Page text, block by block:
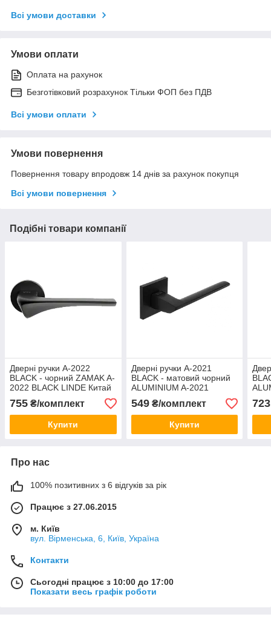
Всі умови доставки
Умови оплати
Оплата на рахунок
Безготівковий розрахунок Тільки ФОП без ПДВ
Всі умови оплати
Умови повернення
Повернення товару впродовж 14 днів за рахунок покупця
Всі умови повернення
Подібні товари компанії
Дверні ручки A-2022
BLACK - чорний ZAMAK A-
2022 BLACK LINDE Китай
755 ₴/комплект
Купити
Дверні ручки A-2021
BLACK - матовий чорний
ALUMINIUM A-2021
BLACK LINDE Китай
549₴/комплект
Купити
723
Про нас
100% позитивних з 6 відгуків за рік
Працює з 27.06.2015
м. Київ
вул. Вірменська, 6, Київ, Україна
Контакти
Сьогодні працює з 10:00 до 17:00
Показати весь графік роботи